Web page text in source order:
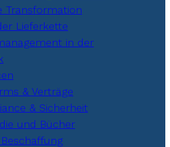
Transformation
Lieferkette
in der
& Verträge
& Sicherheit
und Bücher
Beschaffung